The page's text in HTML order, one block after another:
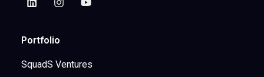
Portfolio
SquadS Ventures